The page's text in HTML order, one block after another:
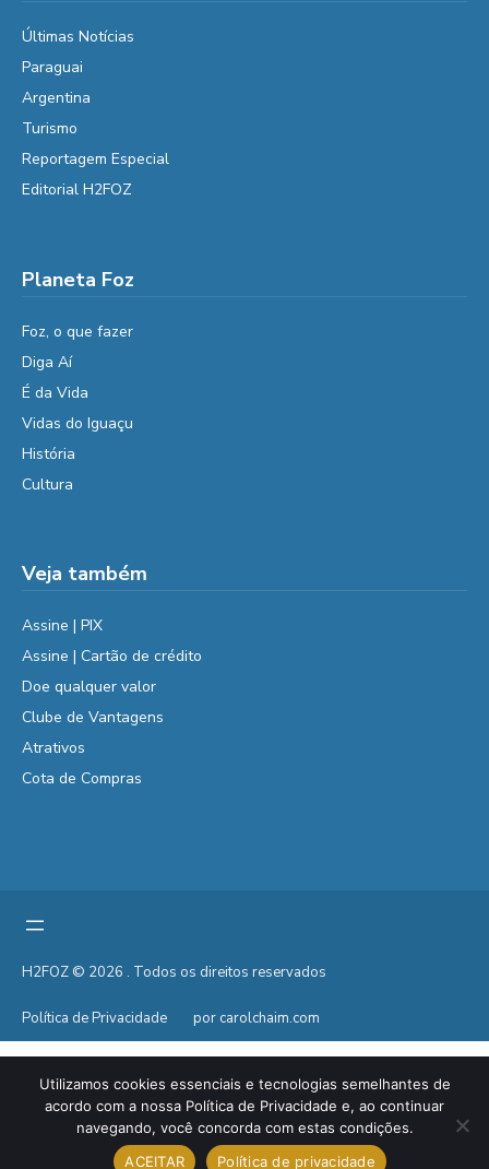
Últimas Notícias
Paraguai
Argentina
Turismo
Reportagem Especial
Editorial H2FOZ
Planeta Foz
Foz, o que fazer
Diga Aí
É da Vida
Vidas do Iguaçu
História
Cultura
Veja também
Assine | PIX
Assine | Cartão de crédito
Doe qualquer valor
Clube de Vantagens
Atrativos
Cota de Compras
H2FOZ © 2026 . Todos os direitos reservados
Política de Privacidade por carolchaim.com
Utilizamos cookies essenciais e tecnologias semelhantes de
acordo com a nossa Política de Privacidade e, ao continuar
navegando, você concorda com estas condições.
ACEITAR
Política de privacidade